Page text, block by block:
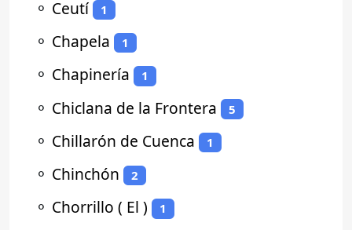
⚬ Ceutí 1
⚬ Chapela 1
⚬ Chapinería 1
⚬ Chiclana de la Frontera 5
⚬ Chillarón de Cuenca 1
⚬ Chinchón 2
⚬ Chorrillo ( El ) 1